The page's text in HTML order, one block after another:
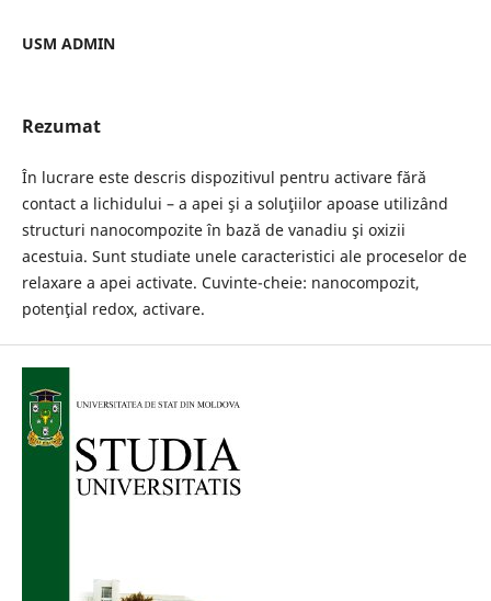
USM ADMIN
Rezumat
În lucrare este descris dispozitivul pentru activare fără
contact a lichidului – a apei şi a soluţiilor apoase utilizând
structuri nanocompozite în bază de vanadiu şi oxizii
acestuia. Sunt studiate unele caracteristici ale proceselor de
relaxare a apei activate. Cuvinte-cheie: nanocompozit,
potenţial redox, activare.